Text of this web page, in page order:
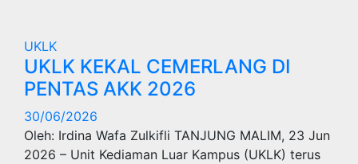
UKLK
UKLK KEKAL CEMERLANG DI
PENTAS AKK 2026
30/06/2026
Oleh: Irdina Wafa Zulkifli TANJUNG MALIM, 23 Jun
2026 – Unit Kediaman Luar Kampus (UKLK) terus